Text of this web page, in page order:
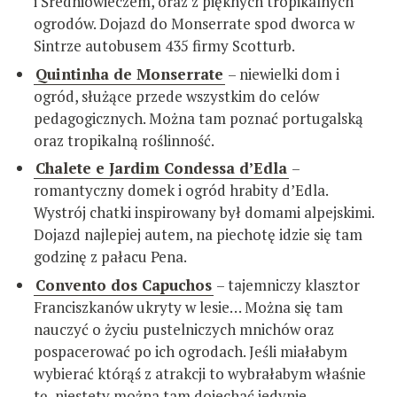
ogrodów. Dojazd do Monserrate spod dworca w
Sintrze autobusem 435 firmy Scotturb.
Quintinha de Monserrate – niewielki dom i
ogród, służące przede wszystkim do celów
pedagogicznych. Można tam poznać portugalską
oraz tropikalną roślinność.
Chalete e Jardim Condessa d’Edla –
romantyczny domek i ogród hrabity d’Edla.
Wystrój chatki inspirowany był domami alpejskimi.
Dojazd najlepiej autem, na piechotę idzie się tam
godzinę z pałacu Pena.
Convento dos Capuchos – tajemniczy klasztor
Franciszkanów ukryty w lesie… Można się tam
nauczyć o życiu pustelniczych mnichów oraz
pospacerować po ich ogrodach. Jeśli miałabym
wybierać którąś z atrakcji to wybrałabym właśnie